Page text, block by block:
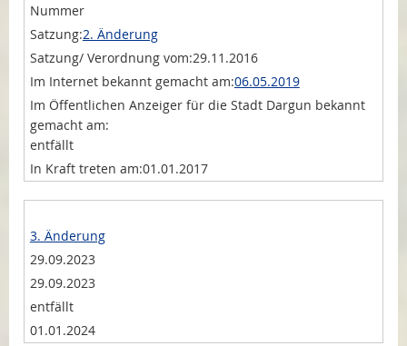
2. Änderung
29.11.2016
06.05.2019
entfällt
01.01.2017
3. Änderung
29.09.2023
29.09.2023
entfällt
01.01.2024